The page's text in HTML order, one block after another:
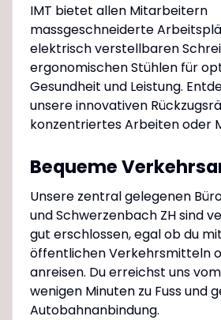
IMT bietet allen Mitarbeitern
massgeschneiderte
elektrisch verstellbaren
ergonomischen Stühlen für
Gesundheit und Leistung.
unsere innovativen
konzentriertes Arbeiten oder
Bequeme
Unsere zentral gelegenen
und Schwerzenbach ZH sind
gut erschlossen, egal ob du
öffentlichen Verkehrsmitteln
anreisen. Du erreichst uns
wenigen Minuten zu Fuss und
Autobahnanbindung.